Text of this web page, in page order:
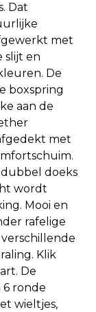
Dat
met
slijt en
De
boxspring
aan de
met
doeks
wordt
Mooi en
rafelige
Klik
De
6 ronde
wieltjes,